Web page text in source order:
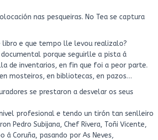
nas pesqueiras. No Tea se captura
e que tempo lle levou realizalo?
porque seguirlle a pista á
de inventarios, en fin que foi a peor parte.
mosteiros, en bibliotecas, en pazos…
se prestaron a desvelar os seus
profesional e tendo un tirón tan senlleiro
Pedro Subijana, Chef Rivera, Toñi Vicente,
á Coruña, pasando por As Neves,